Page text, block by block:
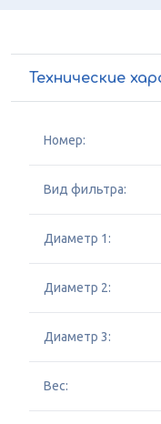
Технические
Номер:
Вид фильтра:
Диаметр 1:
Диаметр 2:
Диаметр 3:
Вес: